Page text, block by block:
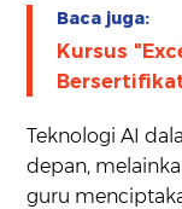
Baca juga:
Kursus
Teknologi AI
depan,
guru